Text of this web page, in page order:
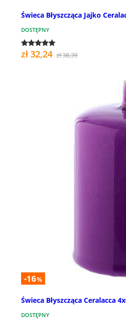
Świeca Błyszcząca Jajko
DOSTĘPNY
zł 32,24 zł 38,39
-16%
Świeca Błyszcząca Ceralacca
DOSTĘPNY